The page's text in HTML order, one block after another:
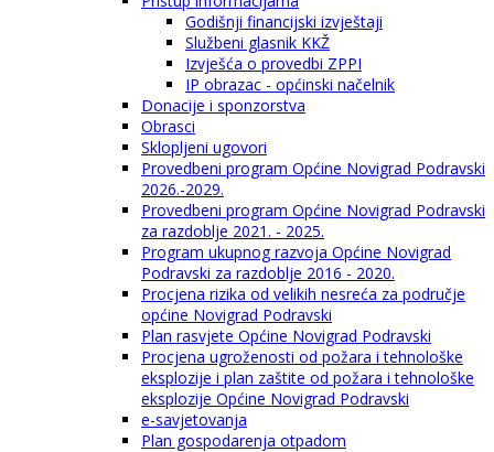
Godišnji financijski izvještaji
Službeni glasnik KKŽ
Izvješća o provedbi ZPPI
IP obrazac - općinski načelnik
Donacije i sponzorstva
Obrasci
Sklopljeni ugovori
Provedbeni program Općine Novigrad Podravski
2026.-2029.
Provedbeni program Općine Novigrad Podravski
za razdoblje 2021. - 2025.
Program ukupnog razvoja Općine Novigrad
Podravski za razdoblje 2016 - 2020.
Procjena rizika od velikih nesreća za područje
općine Novigrad Podravski
Plan rasvjete Općine Novigrad Podravski
Procjena ugroženosti od požara i tehnološke
eksplozije i plan zaštite od požara i tehnološke
eksplozije Općine Novigrad Podravski
e-savjetovanja
Plan gospodarenja otpadom